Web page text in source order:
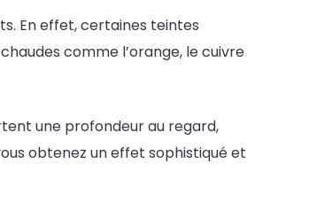
En effet, certaines teintes
comme l’orange, le cuivre
une profondeur au regard,
obtenez un effet sophistiqué et